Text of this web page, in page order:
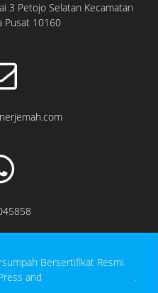
3 Petojo Selatan Kecamatan
Pusat 10160
Bersertifikat Resmi
and
.